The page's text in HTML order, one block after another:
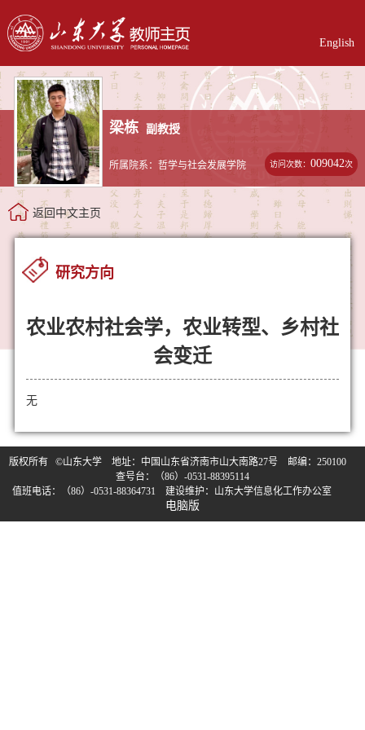
English
梁栋 副教授
所属院系：哲学与社会发展学院 访问次数：009042次
返回中文主页
研究方向
农业农村社会学，农业转型、乡村社
会变迁
无
版权所有 ©山东大学 地址：中国山东省济南市山大南路27号 邮编：250100
查号台：（86）-0531-88395114
值班电话：（86）-0531-88364731 建设维护：山东大学信息化工作办公室
电脑版